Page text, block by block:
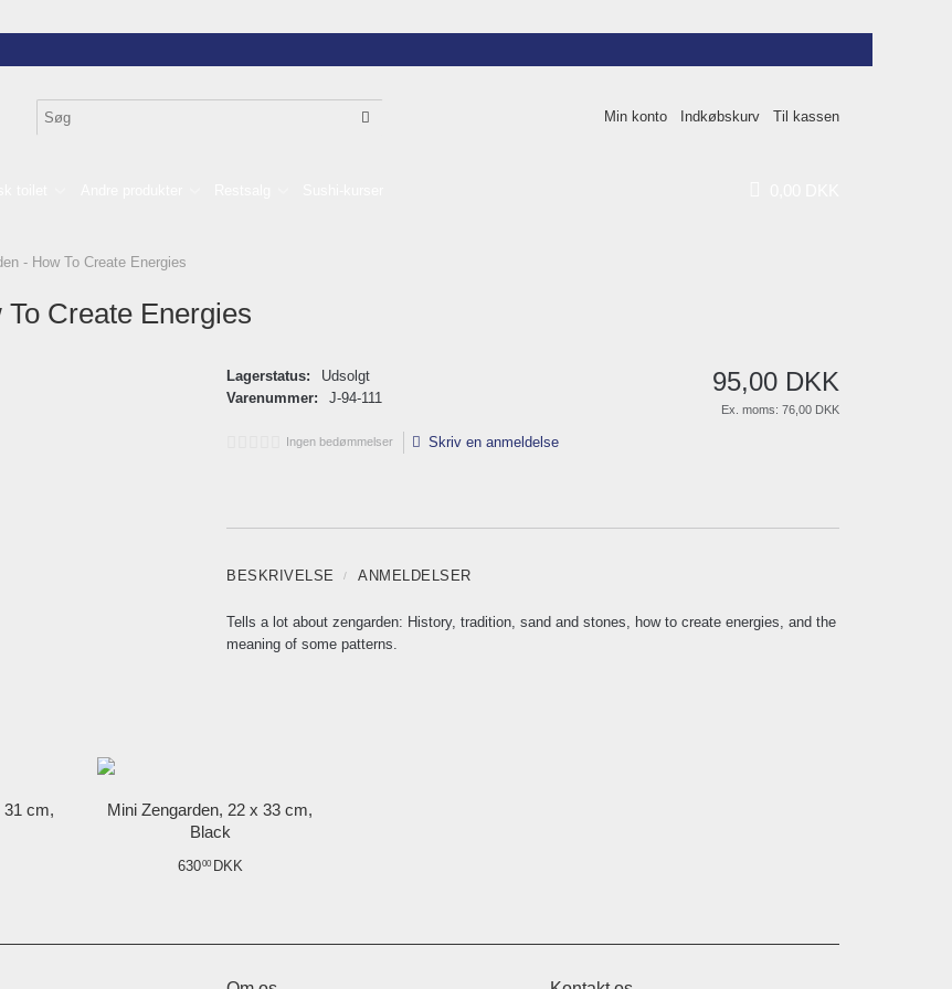
Min konto Indkøbskurv Til kassen
- How To Create Energies
Create Energies
95,00 DKK
Ex. moms: 76,00 DKK
Lagerstatus:
Udsolgt
Varenummer:
J-94-111
Ingen bedømmelser Skriv en anmeldelse
BESKRIVELSE ANMELDELSER
Tells a lot about zengarden: History, tradition, sand and stones, how to create energies, and the
meaning of some patterns.
31 cm,
Mini Zengarden, 22 x 33 cm,
Black
63000 DKK